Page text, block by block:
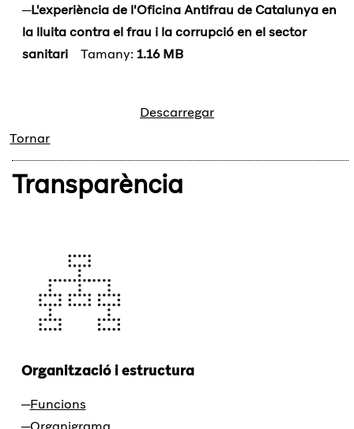
L'experiència de l'Oficina Antifrau de Catalunya en
la lluita contra el frau i la corrupció en el sector
sanitariTamany:1.16 MB
Descarregar
Tornar
Transparència
Organització i estructura
Funcions